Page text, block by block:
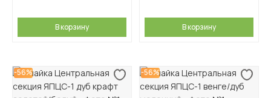
В корзину В корзину
-56% -56%